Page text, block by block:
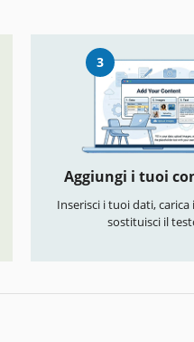
3
Aggiungi i tuoi
Inserisci i tuoi dati,
sostituisci il